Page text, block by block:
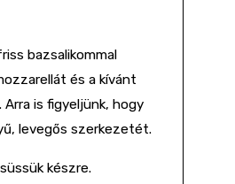
bazsalikommal
és a kívánt
is figyeljünk, hogy
levegős szerkezetét.
készre.